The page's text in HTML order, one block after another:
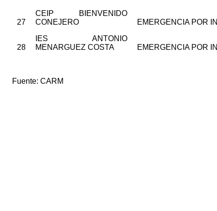
27
CEIP BIENVENIDO
CONEJERO
EMERGENCIA POR
28
IES ANTONIO
MENARGUEZ COSTA
EMERGENCIA POR
Fuente: CARM